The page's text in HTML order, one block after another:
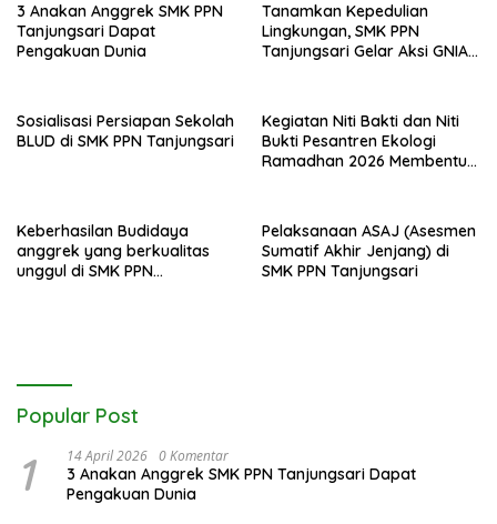
3 Anakan Anggrek SMK PPN
Tanjungsari Dapat
Pengakuan Dunia
Tanamkan Kepedulian
Lingkungan, SMK PPN
Tanjungsari Gelar Aksi GNIA
Sosialisasi Persiapan Sekolah
BLUD di SMK PPN Tanjungsari
Kegiatan Niti Bakti dan Niti
Bukti Pesantren Ekologi
Ramadhan 2026 Membentuk
SMK PPN Tanjungsari
Keberhasilan Budidaya
anggrek yang berkualitas
unggul di SMK PPN
Pelaksanaan ASAJ (Asesmen
Sumatif Akhir Jenjang) di
SMK PPN Tanjungsari
Popular Post
1 14 April 2026 0 Komentar
3 Anakan Anggrek SMK PPN Tanjungsari Dapat
Pengakuan Dunia